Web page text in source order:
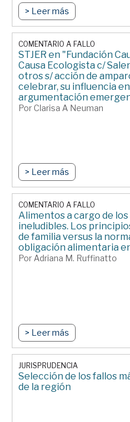
> Leer más
COMENTARIO A FALLO
STJER en "Fundación
Causa Ecologista c/
otros s/ acción de
celebrar, su influencia
argumentación
Por Clarisa A Neuman
> Leer más
COMENTARIO A FALLO
Alimentos a cargo de
ineludibles. Los
de familia versus la
obligación alimentaria
Por Adriana M. Ruffinatto
> Leer más
JURISPRUDENCIA
Selección de los fallos
de la región